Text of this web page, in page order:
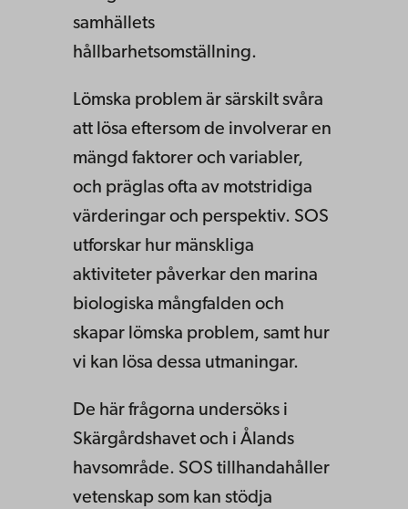
samhällets
hållbarhetsomställning.
Lömska problem är särskilt svåra
att lösa eftersom de involverar en
mängd faktorer och variabler,
och präglas ofta av motstridiga
värderingar och perspektiv. SOS
utforskar hur mänskliga
aktiviteter påverkar den marina
biologiska mångfalden och
skapar lömska problem, samt hur
vi kan lösa dessa utmaningar.
De här frågorna undersöks i
Skärgårdshavet och i Ålands
havsområde. SOS tillhandahåller
vetenskap som kan stödja